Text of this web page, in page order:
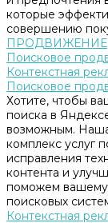
которые
совершению
ПРОДВИЖЕНИЕ
Поисковое
Контекстная
Поисковое
Хотите, чтобы
поиска в
возможным.
комплекс услуг
исправления
контента и
поможем вашему
поисковых
Контекстная